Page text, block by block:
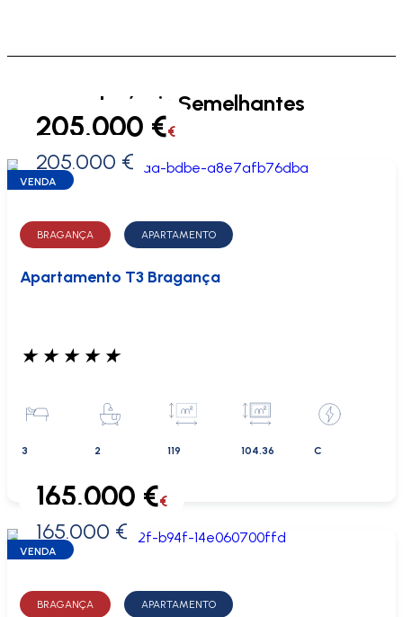
Imóveis Semelhantes
0 €
205.000 €€
205.000 €
VENDA
BRAGANÇA APARTAMENTO
Apartamento T3 Bragança
★ ★ ★ ★ ★
3 2 119 104.36 C
0 €
165.000 €€
165.000 €
VENDA
BRAGANÇA APARTAMENTO